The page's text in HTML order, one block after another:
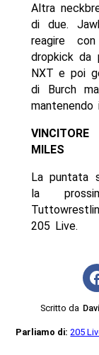
Altra
di due.
reagire
dropkick da
NXT e poi
di Burch
mantenendo
MILES
La puntata
la
205 Live.
Scritto da
Parliamo di:205